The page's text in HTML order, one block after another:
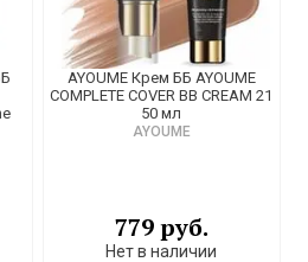
AYOUME Крем ББ AYOUME
COMPLETE COVER BB CREAM 21
50 мл
AYOUME
779 руб.
Нет в наличии